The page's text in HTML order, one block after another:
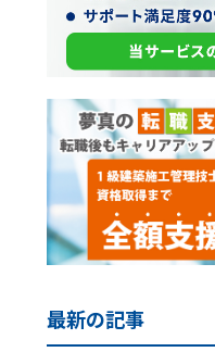
最新の記事